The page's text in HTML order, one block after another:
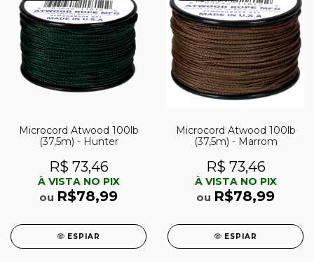
Microcord Atwood 100lb
(37,5m) - Hunter
R$ 73,46
À VISTA NO PIX
ou R$78,99
ESPIAR
Microcord Atwood 100lb
(37,5m) - Marrom
R$ 73,46
À VISTA NO PIX
ou R$78,99
ESPIAR